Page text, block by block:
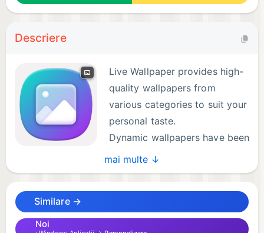
Descriere
Live Wallpaper provides high-
quality wallpapers from
various categories to suit your
personal taste.
Dynamic wallpapers have been
newly added. You can enjoy
new high-quality wallpapers every two weeks
Not only can you set photos saved on your PC as
your wallpaper, but you can also use your own
mai multe ↓
Similare →
Noi